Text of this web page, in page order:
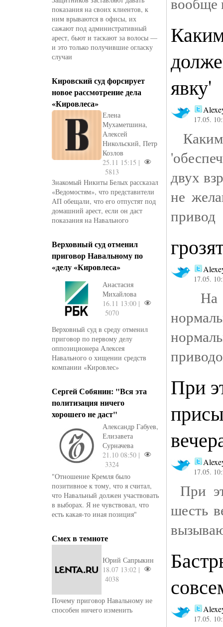
показания на своих клиентов, к
ним врываются в офисы, их
сажают под административный
арест, бьют и таскают за волосы —
и это только получившие огласку
случаи
Кировский суд форсирует
новое рассмотрение дела
«Кировлеса»
Елена
Мухаметшина,
Алексей
Никольский, Петр
Козлов
25.11 15:15 |
5813
Знакомый Никиты Белых рассказал
«Ведомостям», что представители
АП обещали, что его отпустят под
домашний арест, если он даст
показания на Навального
Верховный суд отменил
приговор Навальному по
«делу «Кировлеса»
Анастасия
Михайлова
16.11 13:00 |
5070
Верховный суд в среду отменил
приговор по первому делу
оппозиционера Алексея
Навального о хищении средств
компании «Кировлес»
Сергей Собянин: "Вся эта
политизация ничего
хорошего не даст"
Александр Габуев,
Елизавета
Сурначева
21.10 08:50 |
3324
"Отношение Кремля было
позитивное к тому, что я считал,
что Навальный должен участвовать
в выборах. Я не чувствовал, что
есть какая-то иная позиция"
Смех в темноте
Юрий Сапрыкин
18.07 13:02 |
4038
Почему приговор Навальному не
способен ничего изменить
явку'
17.05.
двух
не
привод
17.05.
На
При
17.05.
При
шесть
17.05.